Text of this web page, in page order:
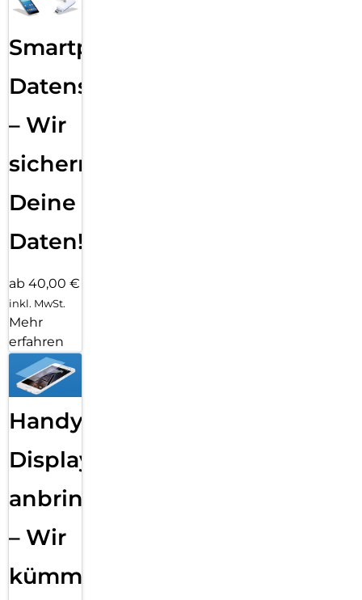
Smartphone
Datensicherung
– Wir
sichern
Deine
Daten!
ab 40,00 €
inkl. MwSt.
Mehr
erfahren
Handy
Displayfolie
anbringen
– Wir
kümmern